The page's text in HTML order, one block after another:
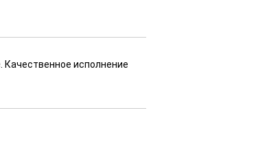
исполнение